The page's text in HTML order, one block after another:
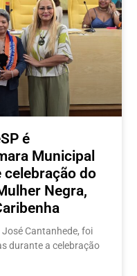
é
Municipal
celebração do
Negra,
José Cantanhede, foi
durante a celebração